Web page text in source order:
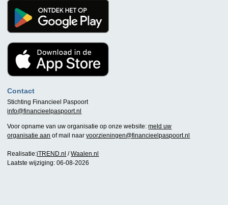
Contact
Stichting Financieel Paspoort
info@financieelpaspoort.nl
Voor opname van uw organisatie op onze website:meld uw
organisatie aan of mail naarvoorzieningen@financieelpaspoort.nl
Realisatie:iTREND.nl /Waalen.nl
Laatste wijziging: 06-08-2026